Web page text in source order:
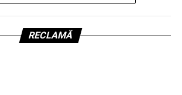
RECLAMĂ